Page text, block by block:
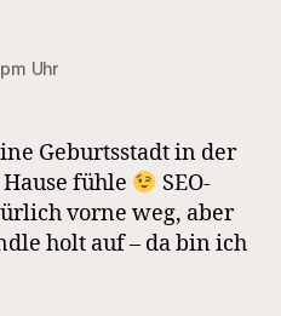
Uhr
Geburtsstadt in der
fühle
SEO-
vorne weg, aber
holt auf – da bin ich